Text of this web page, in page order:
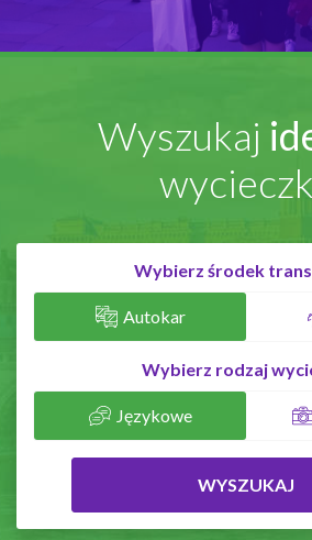
Wyszukaj
Wybierz środek
Autokar
Wybierz rodzaj
Językowe
WYSZUKAJ